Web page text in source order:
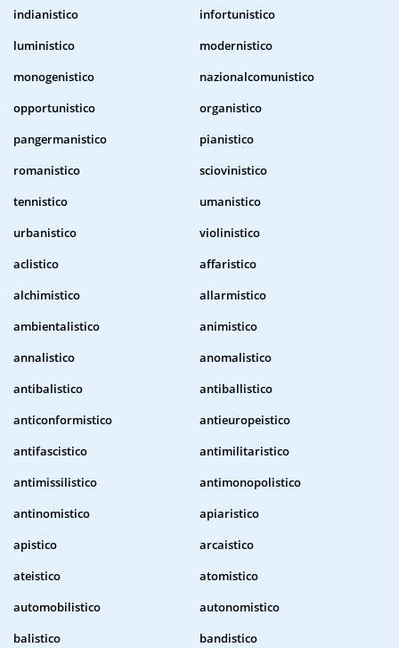
indianistico
infortunistico
luministico
modernistico
monogenistico
nazionalcomunistico
opportunistico
organistico
pangermanistico
pianistico
romanistico
sciovinistico
tennistico
umanistico
urbanistico
violinistico
aclistico
affaristico
alchimistico
allarmistico
ambientalistico
animistico
annalistico
anomalistico
antibalistico
antiballistico
anticonformistico
antieuropeistico
antifascistico
antimilitaristico
antimissilistico
antimonopolistico
antinomistico
apiaristico
apistico
arcaistico
ateistico
atomistico
automobilistico
autonomistico
balistico
bandistico